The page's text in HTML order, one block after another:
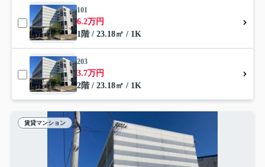
101
6.2万円
1階 / 23.18㎡ / 1K
203
3.7万円
2階 / 23.18㎡ / 1K
賃貸マンション